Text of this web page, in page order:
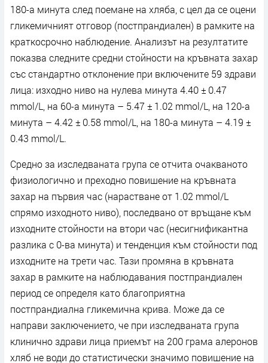
180-а минута след поемане на хляба, с цел да се оцени
гликемичният отговор (постпрандиален) в рамките на
краткосрочно наблюдение. Анализът на резултатите
показва следните средни стойности на кръвната захар
със стандартно отклонение при включените 59 здрави
лица: изходно ниво на нулева минута 4.40 ± 0.47
mmol/L, на 60-а минута – 5.47 ± 1.02 mmol/L, на 120-а
минута – 4.42 ± 0.58 mmol/L, на 180-а минута – 4.19 ±
0.43 mmol/L.
Средно за изследваната група се отчита очакваното
физиологично и преходно повишение на кръвната
захар на първия час (нарастване от 1.02 mmol/L
спрямо изходното ниво), последвано от връщане към
изходните стойности на втори час (несигнификантна
разлика с 0-ва минута) и тенденция към стойности под
изходните на трети час. Тази промяна в кръвната
захар в рамките на наблюдавания постпрандиален
период се определя като благоприятна
постпрандиална гликемична крива. Може да се
направи заключението, че при изследваната група
клинично здрави лица приемът на 200 грама алеронов
хляб не води до статистически значимо повишение на